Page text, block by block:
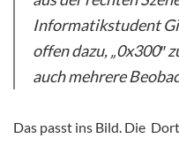
Informatikstudent
offen dazu, „0x300″
auch mehrere
Das passt ins Bild. Die